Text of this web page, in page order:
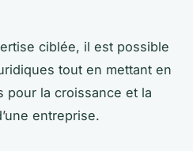
ciblée, il est possible
tout en mettant en
pour la croissance et la
entreprise.